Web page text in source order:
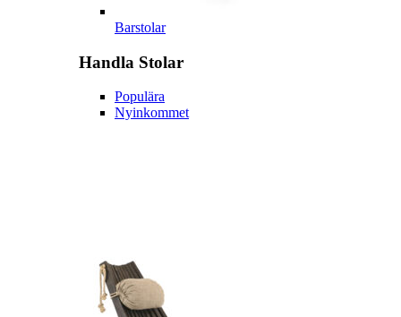
Barstolar
Handla Stolar
Populära
Nyinkommet